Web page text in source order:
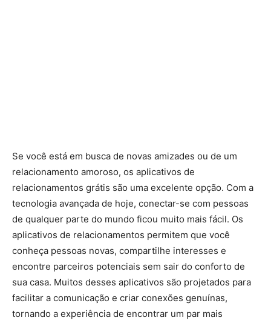
Se você está em busca de novas amizades ou de um
relacionamento amoroso, os aplicativos de
relacionamentos grátis são uma excelente opção. Com a
tecnologia avançada de hoje, conectar-se com pessoas
de qualquer parte do mundo ficou muito mais fácil. Os
aplicativos de relacionamentos permitem que você
conheça pessoas novas, compartilhe interesses e
encontre parceiros potenciais sem sair do conforto de
sua casa. Muitos desses aplicativos são projetados para
facilitar a comunicação e criar conexões genuínas,
tornando a experiência de encontrar um par mais